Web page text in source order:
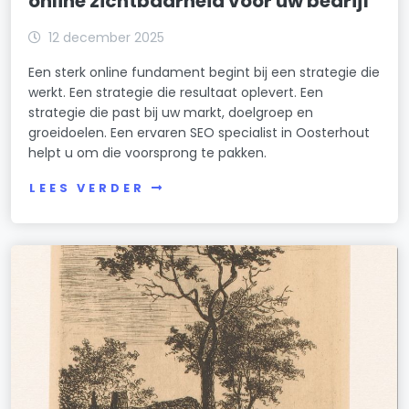
12 december 2025
Een sterk online fundament begint bij een strategie die
werkt. Een strategie die resultaat oplevert. Een
strategie die past bij uw markt, doelgroep en
groeidoelen. Een ervaren SEO specialist in Oosterhout
helpt u om die voorsprong te pakken.
LEES VERDER